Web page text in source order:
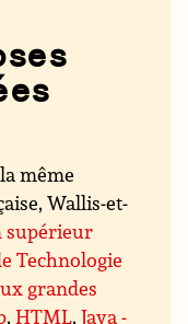
même
Wallis-et-
supérieur
Technologie
grandes
,HTML,Java -